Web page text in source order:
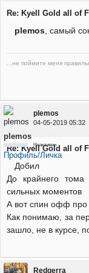
Re: Kyell Gold all of
plemos, самый
...не поймите меня
plemos
04-05-2019 05:32
plemos
Неактивен
Профиль/Личка
Re: Kyell Gold all of
Добил
До крайнего тома
сильных моментов
А вот спин офф про
Как понимаю, за
зашло, не в курсе,
Redgerra